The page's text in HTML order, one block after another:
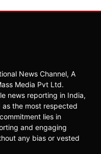
News Channel, A
Media Pvt Ltd.
news reporting in India,
as the most respected
lies in
and engaging
any bias or vested